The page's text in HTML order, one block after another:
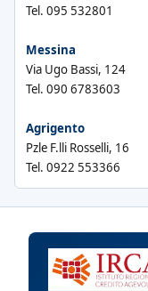
Tel. 095 532801
Messina
Via Ugo Bassi, 124
Tel. 090 6783603
Agrigento
Pzle F.lli Rosselli, 16
Tel. 0922 553366